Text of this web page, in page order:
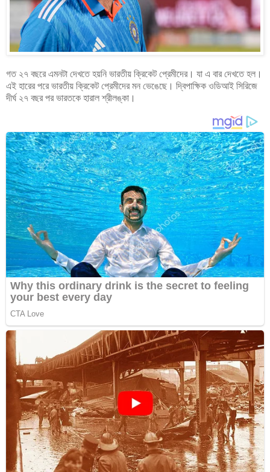
গত ২৭ বছরে এমনটা দেখতে হয়নি ভারতীয় ক্রিকেট প্রেমীদের। যা এ বার দেখতে হল।
এই হারের পরে ভারতীয় ক্রিকেট প্রেমীদের মন ভেঙেছে। দ্বিপাক্ষিক ওডিআই সিরিজে
দীর্ঘ ২৭ বছর পর ভারতকে হারাল শ্রীলঙ্কা।